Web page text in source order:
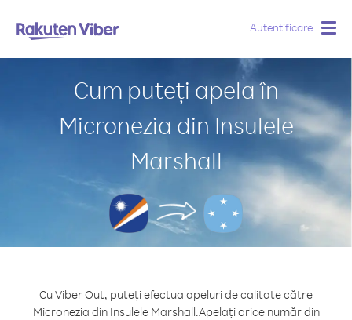
Autentificare
Cum puteți apela în
Micronezia din Insulele
Marshall
Cu Viber Out, puteți efectua apeluri de calitate către
Micronezia din Insulele Marshall.Apelați orice număr din